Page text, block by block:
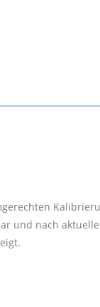
und nach